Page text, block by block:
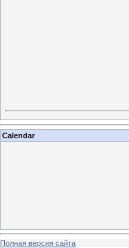
Calendar
Полная версия сайта